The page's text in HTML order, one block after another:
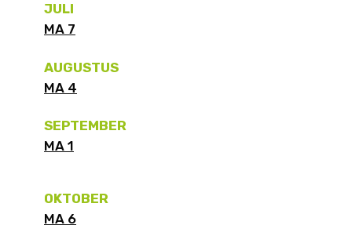
JULI
MA 7
AUGUSTUS
MA 4
SEPTEMBER
MA 1
OKTOBER
MA 6